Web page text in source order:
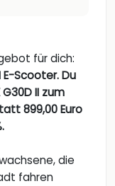
für dich:
E-Scooter. Du
II zum
899,00 Euro
die
fahren